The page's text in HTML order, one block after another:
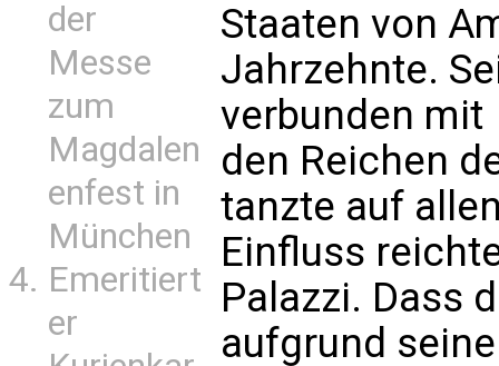
der
Messe
zum
Magdalen
enfest in
München
Emeritiert
er
Staaten von
Jahrzehnte.
verbunden mit
den Reichen
tanzte auf
Einfluss
Palazzi. Dass
aufgrund